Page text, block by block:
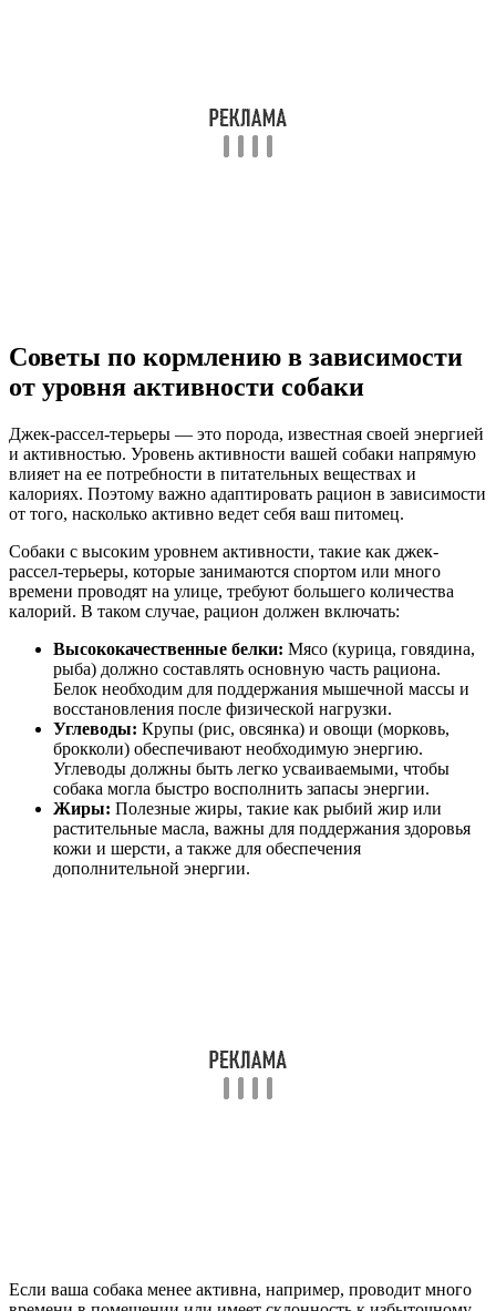
Советы по кормлению в зависимости
от уровня активности собаки
Джек-рассел-терьеры — это порода, известная своей энергией
и активностью. Уровень активности вашей собаки напрямую
влияет на ее потребности в питательных веществах и
калориях. Поэтому важно адаптировать рацион в зависимости
от того, насколько активно ведет себя ваш питомец.
Собаки с высоким уровнем активности, такие как джек-
рассел-терьеры, которые занимаются спортом или много
времени проводят на улице, требуют большего количества
калорий. В таком случае, рацион должен включать:
Высококачественные белки: Мясо (курица, говядина,
рыба) должно составлять основную часть рациона.
Белок необходим для поддержания мышечной массы и
восстановления после физической нагрузки.
Углеводы: Крупы (рис, овсянка) и овощи (морковь,
брокколи) обеспечивают необходимую энергию.
Углеводы должны быть легко усваиваемыми, чтобы
собака могла быстро восполнить запасы энергии.
Жиры: Полезные жиры, такие как рыбий жир или
растительные масла, важны для поддержания здоровья
кожи и шерсти, а также для обеспечения
дополнительной энергии.
Если ваша собака менее активна, например, проводит много